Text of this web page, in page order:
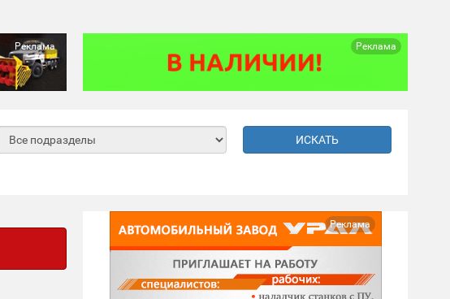
Реклама Реклама
ИСКАТЬ
Реклама